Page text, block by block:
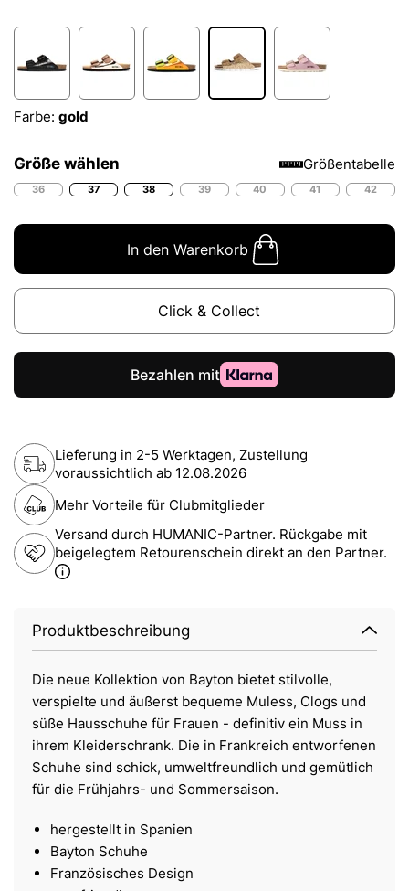
Farbe: gold
Größe wählen Größentabelle
36 37 38 39 40 41 42
In den Warenkorb
Click & Collect
Lieferung in 2-5 Werktagen, Zustellung
voraussichtlich ab 12.08.2026
Mehr Vorteile für Clubmitglieder
Versand durch HUMANIC-Partner. Rückgabe mit
beigelegtem Retourenschein direkt an den Partner.
Produktbeschreibung
Die neue Kollektion von Bayton bietet stilvolle,
verspielte und äußerst bequeme Muless, Clogs und
süße Hausschuhe für Frauen - definitiv ein Muss in
ihrem Kleiderschrank. Die in Frankreich entworfenen
Schuhe sind schick, umweltfreundlich und gemütlich
für die Frühjahrs- und Sommersaison.
hergestellt in Spanien
Bayton Schuhe
Französisches Design